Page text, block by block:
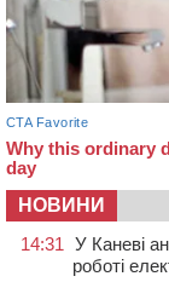
НОВИНИ
14:31 У Каневі
роботі